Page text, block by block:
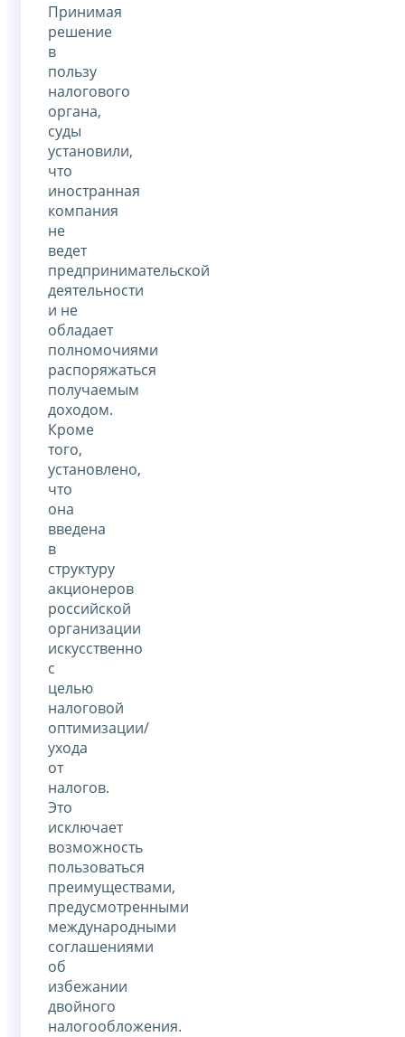
Принимая
решение
в
пользу
налогового
органа,
суды
установили,
что
иностранная
компания
не
ведет
предпринимательской
деятельности
и не
обладает
полномочиями
распоряжаться
получаемым
доходом.
Кроме
того,
установлено,
что
она
введена
в
структуру
акционеров
российской
организации
искусственно
с
целью
налоговой
оптимизации/
ухода
от
налогов.
Это
исключает
возможность
пользоваться
преимуществами,
предусмотренными
международными
соглашениями
об
избежании
двойного
налогообложения.